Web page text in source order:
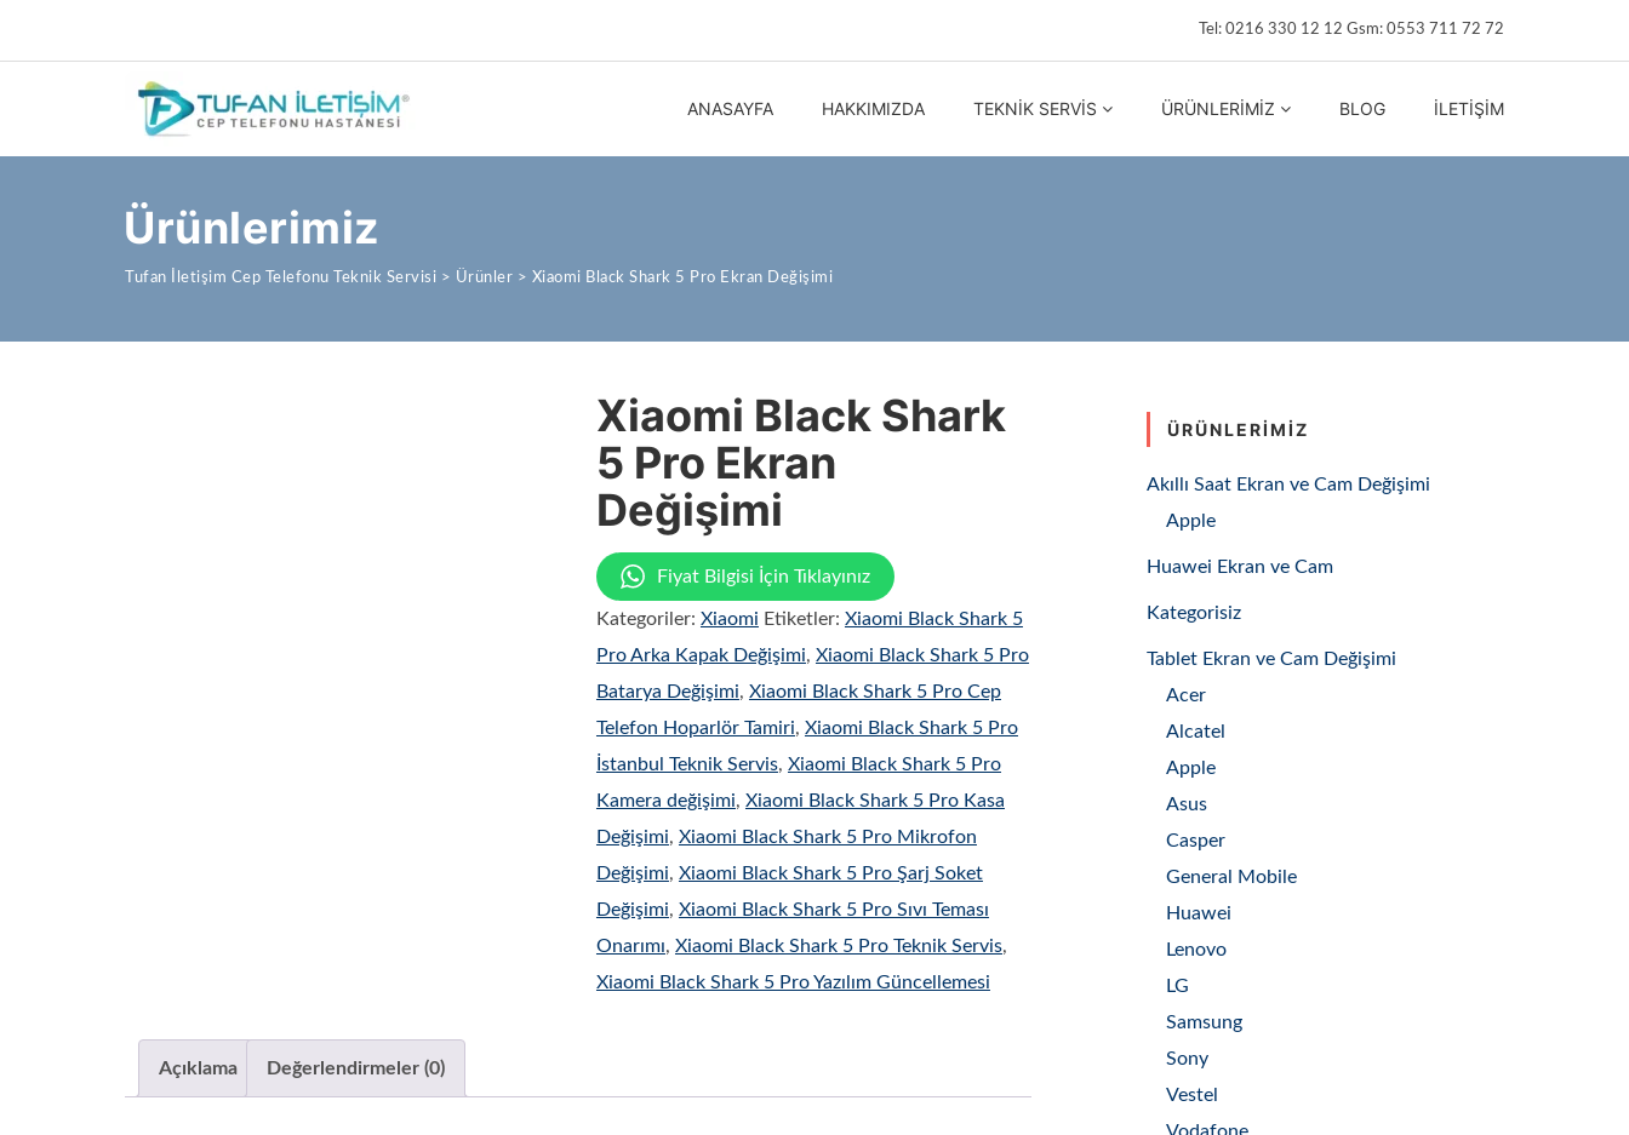
Tel: 0216 330 12 12 Gsm: 0553 711 72 72
ANASAYFA HAKKIMIZDA TEKNIK SERVIS ÜRÜNLERIMIZ BLOG İLETIŞIM
Ürünlerimiz
Tufan İletişim Cep Telefonu Teknik Servisi > Ürünler > Xiaomi Black Shark 5 Pro Ekran Değişimi
Xiaomi Black Shark
5 Pro Ekran
Değişimi
Fiyat Bilgisi İçin Tıklayınız
Kategoriler: Xiaomi Etiketler: Xiaomi Black Shark 5
Pro Arka Kapak Değişimi, Xiaomi Black Shark 5 Pro
Batarya Değişimi, Xiaomi Black Shark 5 Pro Cep
Telefon Hoparlör Tamiri, Xiaomi Black Shark 5 Pro
İstanbul Teknik Servis, Xiaomi Black Shark 5 Pro
Kamera değişimi, Xiaomi Black Shark 5 Pro Kasa
Değişimi, Xiaomi Black Shark 5 Pro Mikrofon
Değişimi, Xiaomi Black Shark 5 Pro Şarj Soket
Değişimi, Xiaomi Black Shark 5 Pro Sıvı Teması
Onarımı, Xiaomi Black Shark 5 Pro Teknik Servis,
Xiaomi Black Shark 5 Pro Yazılım Güncellemesi
Açıklama Değerlendirmeler (0)
ÜRÜNLERIMIZ
Akıllı Saat Ekran ve Cam Değişimi
Apple
Huawei Ekran ve Cam
Kategorisiz
Tablet Ekran ve Cam Değişimi
Acer
Alcatel
Apple
Asus
Casper
General Mobile
Huawei
Lenovo
LG
Samsung
Sony
Vestel